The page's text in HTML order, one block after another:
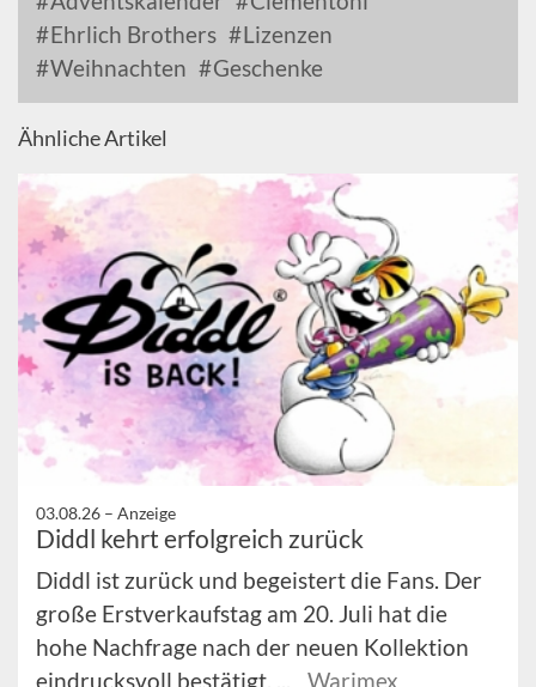
Ehrlich Brothers
Lizenzen
Weihnachten
Geschenke
Ähnliche Artikel
03.08.26 – Anzeige
Diddl kehrt erfolgreich zurück
Diddl ist zurück und begeistert die Fans. Der
große Erstverkaufstag am 20. Juli hat die
hohe Nachfrage nach der neuen Kollektion
eindrucksvoll bestätigt. ...
Warimex